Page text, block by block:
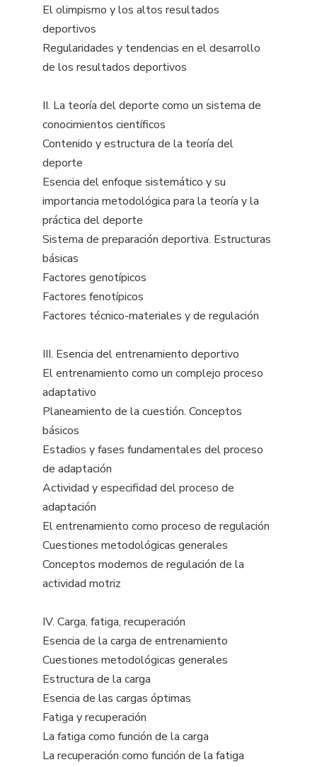
El olimpismo y los altos resultados
deportivos
Regularidades y tendencias en el desarrollo
de los resultados deportivos
II. La teoría del deporte como un sistema de
conocimientos científicos
Contenido y estructura de la teoría del
deporte
Esencia del enfoque sistemático y su
importancia metodológica para la teoría y la
práctica del deporte
Sistema de preparación deportiva. Estructuras
básicas
Factores genotípicos
Factores fenotípicos
Factores técnico-materiales y de regulación
III. Esencia del entrenamiento deportivo
El entrenamiento como un complejo proceso
adaptativo
Planeamiento de la cuestión. Conceptos
básicos
Estadios y fases fundamentales del proceso
de adaptación
Actividad y especifidad del proceso de
adaptación
El entrenamiento como proceso de regulación
Cuestiones metodológicas generales
Conceptos modernos de regulación de la
actividad motriz
IV. Carga, fatiga, recuperación
Esencia de la carga de entrenamiento
Cuestiones metodológicas generales
Estructura de la carga
Esencia de las cargas óptimas
Fatiga y recuperación
La fatiga como función de la carga
La recuperación como función de la fatiga